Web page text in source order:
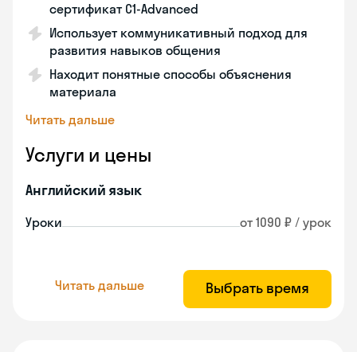
сертификат С1-Advanced
Использует коммуникативный подход для
развития навыков общения
Находит понятные способы объяснения
материала
Читать дальше
Услуги и цены
Английский язык
Уроки от 1090 ₽ / урок
Читать дальше Выбрать время